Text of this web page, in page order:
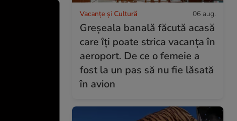
Vacanțe și Cultură 06 aug.
Greșeala banală făcută acasă
care îți poate strica vacanța în
aeroport. De ce o femeie a
fost la un pas să nu fie lăsată
în avion